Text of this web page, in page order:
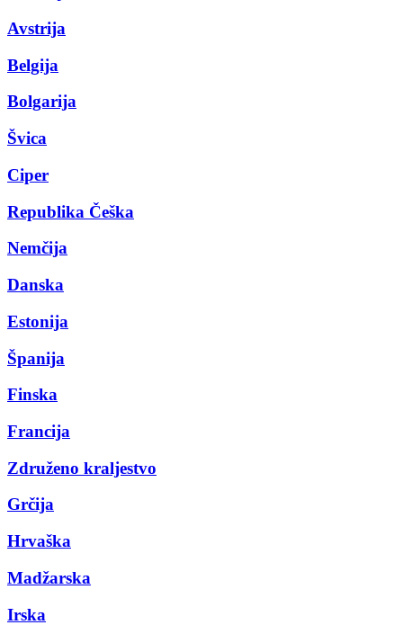
Avstrija
Belgija
Bolgarija
Švica
Ciper
Republika Češka
Nemčija
Danska
Estonija
Španija
Finska
Francija
Združeno kraljestvo
Grčija
Hrvaška
Madžarska
Irska